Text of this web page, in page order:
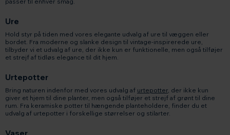
Ure
Hold styr på tiden med vores elegante udvalg af ure til væggen eller
bordet. Fra moderne og slanke design til vintage-inspirerede ure,
tilbyder vi et udvalg af ure, der ikke kun er funktionelle, men også tilføjer
et strejf af tidløs elegance til dit hjem.
Urtepotter
Bring naturen indenfor med vores udvalg af urtepotter , der ikke kun
giver et hjem til dine planter, men også tilføjer et strejf af grønt til dine
rum. Fra keramiske potter til hængende planteholdere, finder du et
udvalg af urtepotter i forskellige størrelser og stilarter.